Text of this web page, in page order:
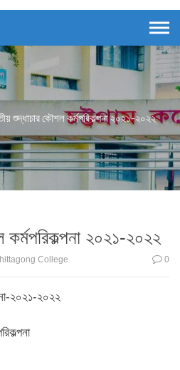
শুদ্ধাচার কৌশল কর্মপরিকল্পনা ২০২১-২০২২
২০২১-২০২২
College 0
২০২১-২০২২